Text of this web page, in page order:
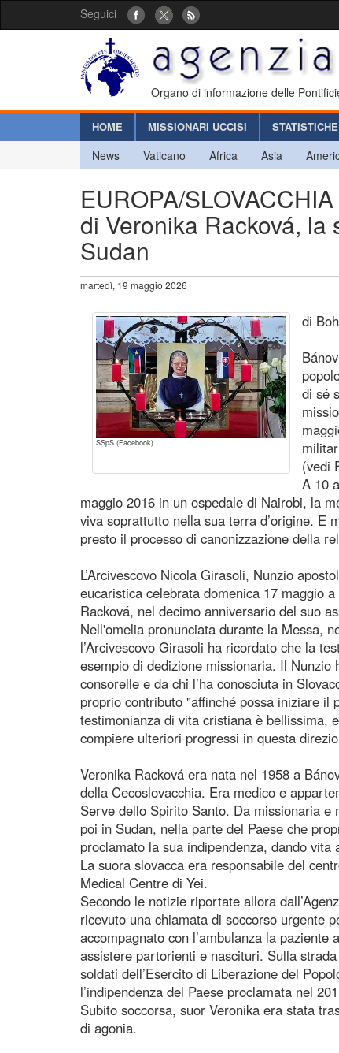
Seguici
Organo di informazione delle
HOME MISSIONARI UCCISI STATISTICHE
News Vaticano Africa Asia
EUROPA/
di Veronika Racková,
Sudan
martedì, 19 maggio 2026
SSpS (Facebook)
di
di sé
(vedi
A 10
maggio 2016 in un ospedale di Nairobi, la
viva soprattutto nella sua terra d’origine. E
presto il processo di canonizzazione della
L’Arcivescovo Nicola Girasoli, Nunzio
eucaristica celebrata domenica 17 maggio
Racková, nel decimo anniversario del suo
Nell'omelia pronunciata durante la Messa,
l’Arcivescovo Girasoli ha ricordato che la
esempio di dedizione missionaria. Il
consorelle e da chi l’ha conosciuta in
proprio contributo "affinché possa iniziare il
testimonianza di vita cristiana è bellissima,
compiere ulteriori progressi in questa
Veronika Racková era nata nel 1958 a
della Cecoslovacchia. Era medico e
Serve dello Spirito Santo. Da missionaria
poi in Sudan, nella parte del Paese che
proclamato la sua indipendenza, dando vita
La suora slovacca era responsabile del
Medical Centre di Yei.
Secondo le notizie riportate allora
ricevuto una chiamata di soccorso urgente
accompagnato con l’ambulanza la
assistere partorienti e nascituri. Sulla
soldati dell’Esercito di Liberazione del
l’indipendenza del Paese proclamata nel
Subito soccorsa, suor Veronika era stata
di agonia.